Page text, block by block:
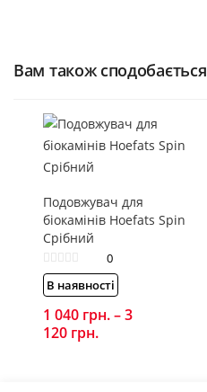
Вам також сподобається
Подовжувач для
біокамінів Hoefats Spin
Срібний
0
В наявності
1 040 грн.–3
120 грн.